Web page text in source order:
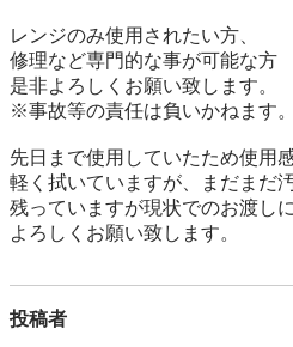
レンジのみ使用されたい方、
修理など専門的な事が可能な方
是非よろしくお願い致します。
※事故等の責任は負いかねます
先日まで使用していたため使用
軽く拭いていますが、まだまだ
残っていますが現状でのお渡し
よろしくお願い致します。
投稿者